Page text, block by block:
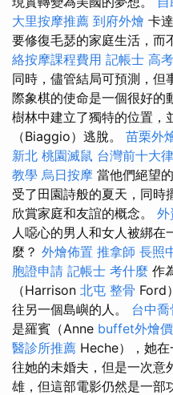
大里按摩推薦 到府外燴 卡
要修復毛瑟的家庭生活，而
絡按摩課程費用 記帳士 高
同時，儘管結局可預測，但
際象棋的使命是一個很好的
樹林中建立了獨特的位置，
（Biaggio）逃脫。 苗栗外
新北 桃園滅鼠 台灣前十大
教學 烏日按摩 當他們絕望
受了田園詩般的夏天，同時
欣賞家庭和友誼的概念。 外
人噁心的男人和女人被綁
麼？ 外燴佈置 推拿師 長照
胞證申請 記帳士 考什麼 作
（Harrison 北屯 整骨 Ford
往另一個島嶼的人。 台中喬
是羅賓（Anne buffet外燴
醫診所推薦 Heche），她
往她的未婚夫，但是一次意
雄，但這部電影仍然是一部